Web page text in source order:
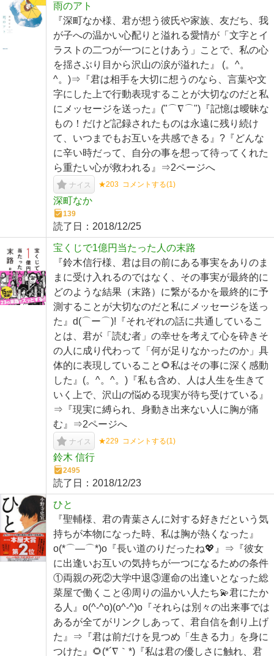
雨のアト
『深町なか様、君が想う彼氏や家族、友だち、我
が子への温かい心配りと溢れる愛情が「文字とイ
ラストの二つが一つにとけあう」ことで、私の心
を揺さぶり目から沢山の涙が溢れた』 (。^。
^。)⇒『君は相手を大切に想うのなら、言葉や文
字にした上で行動表現することが大切なのだと私
にメッセージを送った』("⌒∇⌒")『記憶は曖昧な
もの！だけど記録されたものは永遠に残り続け
て、いつまでもお互いを共感できる』?『どんな
に辛い時だって、自分の事を想って待ってくれた
ら重たい心が救われる』⇒2ページへ
ナイス ★203 コメントする(1)
深町なか
139
読了日： 2018/12/25
宝くじで1億円当たった人の末路
『鈴木信行様、君は目の前にある事実をありのま
まに受け入れるのではなく、その事実が最終的に
どのような結果（末路）に繋がるかを最終的に予
測することが大切なのだと私にメッセージを送っ
た』d(⌒ー⌒)!『それぞれの話に共通しているこ
とは、君が「読む者」の幸せを考えて心を砕きそ
の人に成り代わって「何が足りなかったのか」具
体的に表現していること🌻私はその事に深く感動
した』(。^。^。)『私も含め、人は人生を生きて
いく上で、沢山の悩める現実が待ち受けている』
⇒『現実に縛られ、身動き出来ない人に胸が痛
む』⇒2ページへ
ナイス ★229 コメントする(1)
鈴木 信行
2495
読了日： 2018/12/23
ひと
『聖輔様、君の青葉さんに対する好きだという気
持ちが本物になった時、私は胸が熱くなった』
o(*⌒―⌒*)o『長い道のりだったね💖』⇒『彼女
に出逢いお互いの気持ちが一つになるための条件
①両親の死②大学中退③運命の出逢いとなった総
菜屋で働くこと④周りの温かい人たち💫君にたか
る人』o(^-^o)(o^-^)o『それらは別々の出来事では
あるが全てがリンクしあって、君自信を創り上げ
た』⇒『君は前だけを見つめ「生きる力」を身に
つけた』🌻(*´∇｀*)『私は君の優しさに触れ、君